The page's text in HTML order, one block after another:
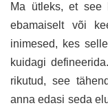
Ma ütleks, et see
ebamaiselt või
inimesed, kes
kuidagi
rikutud, see
anna edasi seda